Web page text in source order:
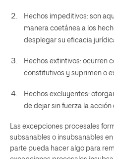
Hechos impeditivos: son
manera coetánea a los
desplegar su eficacia
Hechos extintivos: ocurren
constitutivos y suprimen o
Hechos excluyentes:
de dejar sin fuerza la acción
Las excepciones procesales
subsanables o insubsanables
parte pueda hacer algo para